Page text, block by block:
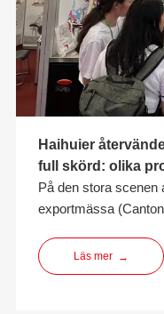
Haihuier
full skörd: olika
uppmärksamhet
en ny resa
På den stora scenen
exportmässa
innovativa produkter
anmärkningsvärd
Läs mer →